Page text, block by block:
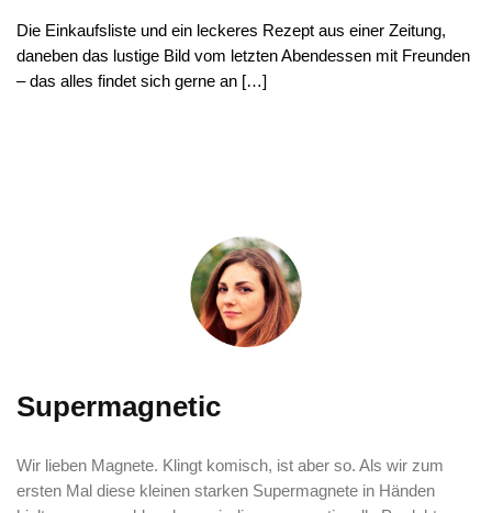
Die Einkaufsliste und ein leckeres Rezept aus einer Zeitung,
daneben das lustige Bild vom letzten Abendessen mit Freunden
– das alles findet sich gerne an […]
Supermagnetic
Wir lieben Magnete. Klingt komisch, ist aber so. Als wir zum
ersten Mal diese kleinen starken Supermagnete in Händen